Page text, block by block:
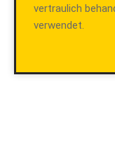
vertraulich
verwendet.